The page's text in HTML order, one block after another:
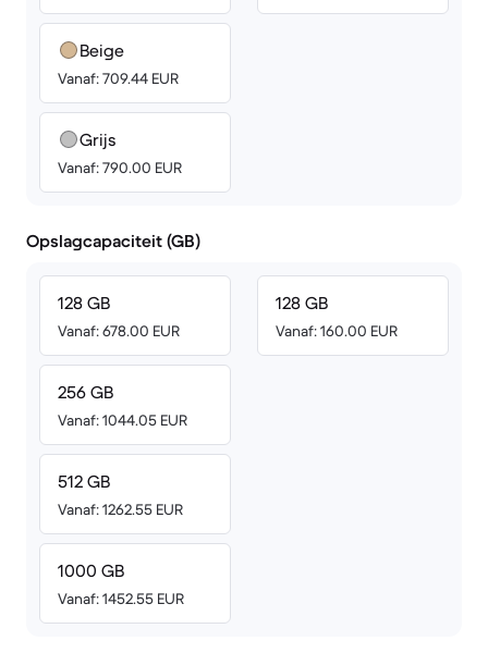
Beige
Vanaf: 709.44 EUR
Grijs
Vanaf: 790.00 EUR
Opslagcapaciteit (GB)
128 GB
Vanaf: 678.00 EUR
256 GB
Vanaf: 1044.05 EUR
512 GB
Vanaf: 1262.55 EUR
1000 GB
Vanaf: 1452.55 EUR
128 GB
Vanaf: 160.00 EUR